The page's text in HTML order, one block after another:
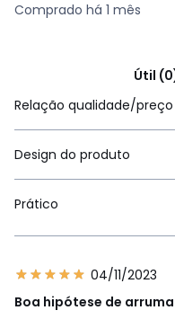
Comprado há 1 mês
Útil
Relação qualidade/preço
Design do produto
Prático
04/11/2023
Boa hipótese de